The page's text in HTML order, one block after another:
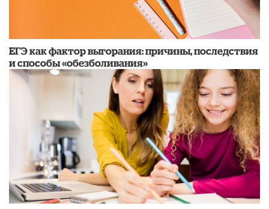
​ЕГЭ как фактор выгорания: причины, последствия
и способы «обезболивания»